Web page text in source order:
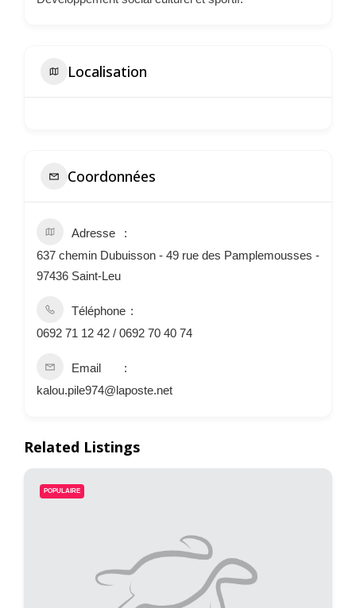
Localisation
Coordonnées
Adresse
637 chemin Dubuisson - 49 rue des Pamplemousses -
97436 Saint-Leu
Téléphone
0692 71 12 42 / 0692 70 40 74
Email
kalou.pile974@laposte.net
Related Listings
POPULAIRE